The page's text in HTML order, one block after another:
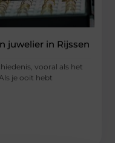
juwelier in Rijssen
vooral als het
je ooit hebt